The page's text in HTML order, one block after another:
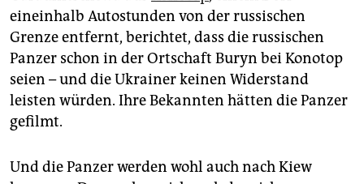
eineinhalb Autostunden von der russischen
Grenze entfernt, berichtet, dass die russischen
Panzer schon in der Ortschaft Buryn bei Konotop
seien – und die Ukrainer keinen Widerstand
leisten würden. Ihre Bekannten hätten die Panzer
gefilmt.
Und die Panzer werden wohl auch nach Kiew